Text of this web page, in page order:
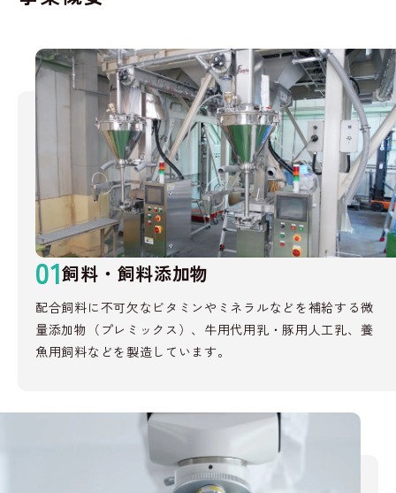
01飼料・飼料添加物
配合飼料に不可欠なビタミンやミネラルなどを補給する微
量添加物（プレミックス）、牛用代用乳・豚用人工乳、養
魚用飼料などを製造しています。